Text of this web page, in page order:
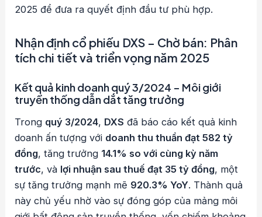
2025 để đưa ra quyết định đầu tư phù hợp.
Nhận định cổ phiếu DXS – Chờ bán: Phân
tích chi tiết và triển vọng năm 2025
Kết quả kinh doanh quý 3/2024 – Môi giới
truyền thống dẫn dắt tăng trưởng
Trong quý 3/2024, DXS đã báo cáo kết quả kinh
doanh ấn tượng với doanh thu thuần đạt 582 tỷ
đồng, tăng trưởng 14.1% so với cùng kỳ năm
trước, và lợi nhuận sau thuế đạt 35 tỷ đồng, một
sự tăng trưởng mạnh mẽ 920.3% YoY. Thành quả
này chủ yếu nhờ vào sự đóng góp của mảng môi